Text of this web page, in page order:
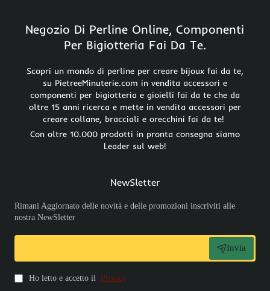
Negozio Di Perline Online, Componenti
Per Bigiotteria Fai Da Te.
Scopri un mondo di perline per creare bijoux fai da te,
su PietreeMinuterie.com in vendita accessori e
componenti per bigiotteria e gioielli fai da te che da
oltre 15 anni ricerca e mette in vendita accessori per
creare collane, bracciali e orecchini fai da te!
Con oltre 10.000 prodotti in pronta consegna siamo
Leader sul web!
NewSletter
Rimani Aggiornato delle novità e delle promozioni inscriviti alle
nostra NewSletter
Invia
Ho letto e accetto il Privacy